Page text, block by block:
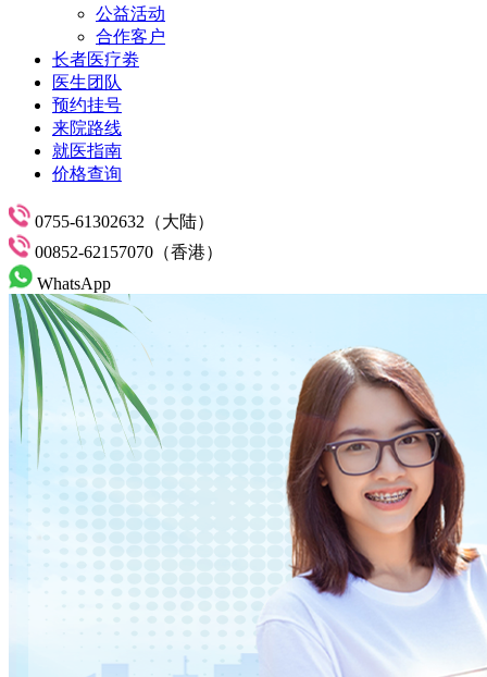
公益活动
合作客户
长者医疗劵
医生团队
预约挂号
来院路线
就医指南
价格查询
0755-61302632（大陆）
00852-62157070（香港）
WhatsApp